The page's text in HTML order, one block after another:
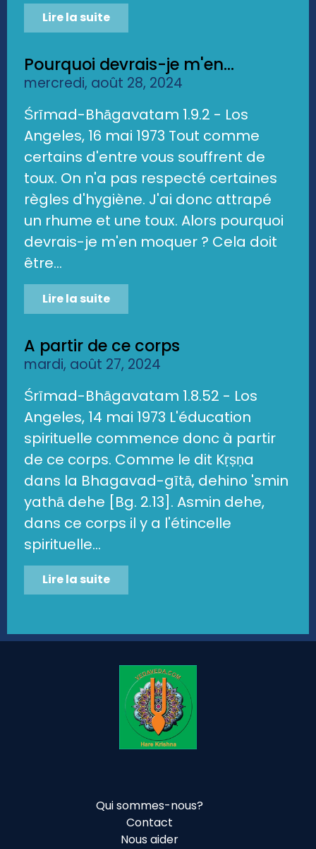
Lire la suite
Pourquoi devrais-je m'en...
mercredi, août 28, 2024
Śrīmad-Bhāgavatam 1.9.2 - Los
Angeles, 16 mai 1973 Tout comme
certains d'entre vous souffrent de
toux. On n'a pas respecté certaines
règles d'hygiène. J'ai donc attrapé
un rhume et une toux. Alors pourquoi
devrais-je m'en moquer ? Cela doit
être...
Lire la suite
A partir de ce corps
mardi, août 27, 2024
Śrīmad-Bhāgavatam 1.8.52 - Los
Angeles, 14 mai 1973 L'éducation
spirituelle commence donc à partir
de ce corps. Comme le dit Kṛṣṇa
dans la Bhagavad-gītā, dehino 'smin
yathā dehe [Bg. 2.13]. Asmin dehe,
dans ce corps il y a l'étincelle
spirituelle...
Lire la suite
Qui sommes-nous?
Contact
Nous aider